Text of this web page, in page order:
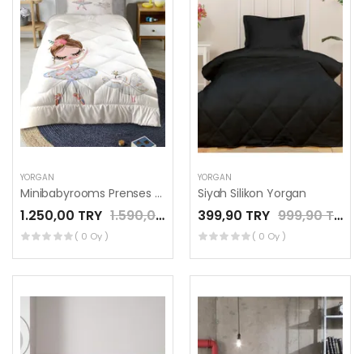
YORGAN
Minibabyrooms Prenses ve Kuğu Desenli Kapitone Yorgan
1.250,00 TRY 1.590,00 TRY
( 0 Oy )
YORGAN
Siyah Silikon Yorgan
399,90 TRY 999,90 TRY
( 0 Oy )